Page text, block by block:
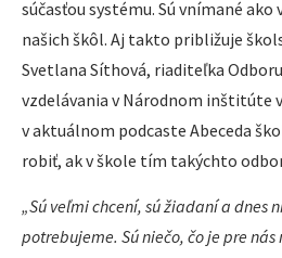
súčasťou systému. Sú vnímané
našich škôl. Aj takto približuje
Svetlana Síthová, riaditeľka
vzdelávania v Národnom inštitúte
v aktuálnom podcaste Abeceda
robiť, ak v škole tím takýchto
„Sú veľmi chcení, sú žiadaní a dnes
potrebujeme. Sú niečo, čo je pre nás